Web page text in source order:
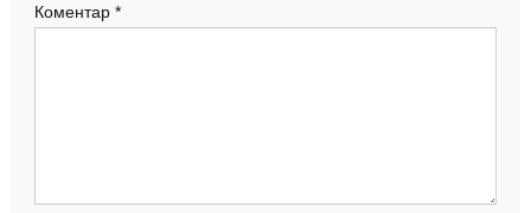
Коментар *